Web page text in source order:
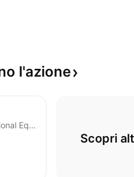
l'azione
ActivePassive International Equity ETF
Scopri